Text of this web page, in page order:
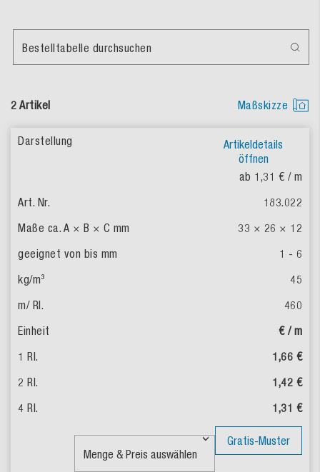
2 Artikel Maßskizze
Bestelltabelle durchsuchen
Artikeldetails
öffnen
ab 1,31 € / m
183.022
33 × 26 × 12
1 - 6
45
460
€ / m
1,66 €
1,42 €
1,31 €
Gratis-Muster